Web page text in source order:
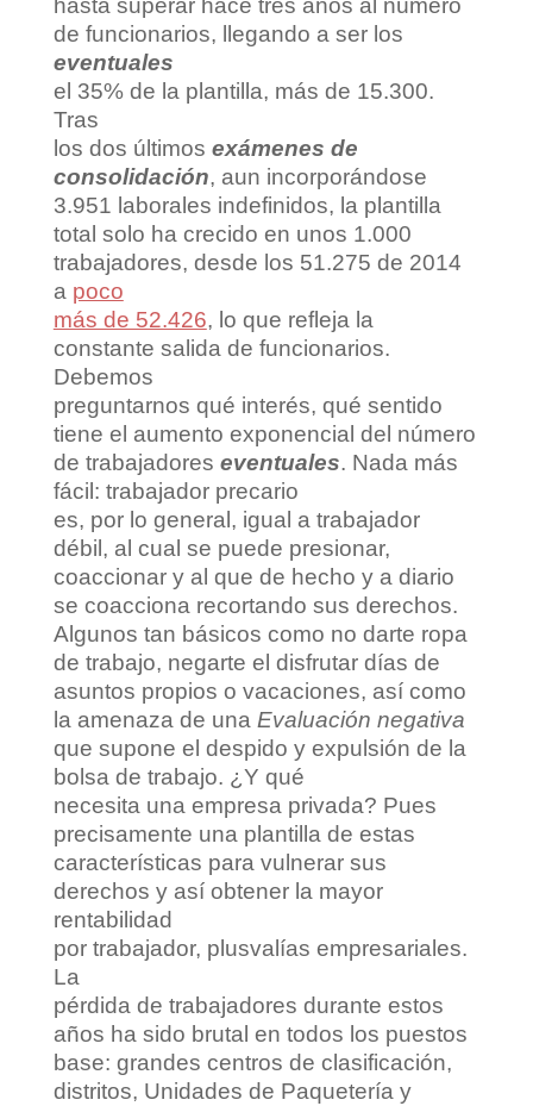
hasta superar hace tres años al número
de funcionarios, llegando a ser los
eventuales
el 35% de la plantilla, más de 15.300.
Tras
los dos últimos exámenes de
consolidación, aun incorporándose
3.951 laborales indefinidos, la plantilla
total solo ha crecido en unos 1.000
trabajadores, desde los 51.275 de 2014
a poco
más de 52.426, lo que refleja la
constante salida de funcionarios.
Debemos
preguntarnos qué interés, qué sentido
tiene el aumento exponencial del número
de trabajadores eventuales. Nada más
fácil: trabajador precario
es, por lo general, igual a trabajador
débil, al cual se puede presionar,
coaccionar y al que de hecho y a diario
se coacciona recortando sus derechos.
Algunos tan básicos como no darte ropa
de trabajo, negarte el disfrutar días de
asuntos propios o vacaciones, así como
la amenaza de una Evaluación negativa
que supone el despido y expulsión de la
bolsa de trabajo. ¿Y qué
necesita una empresa privada? Pues
precisamente una plantilla de estas
características para vulnerar sus
derechos y así obtener la mayor
rentabilidad
por trabajador, plusvalías empresariales.
La
pérdida de trabajadores durante estos
años ha sido brutal en todos los puestos
base: grandes centros de clasificación,
distritos, Unidades de Paquetería y